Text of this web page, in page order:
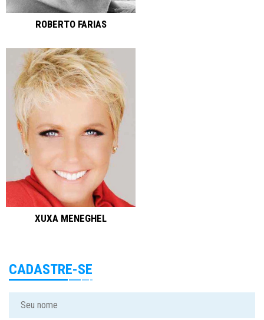
ROBERTO FARIAS
XUXA MENEGHEL
CADASTRE-SE